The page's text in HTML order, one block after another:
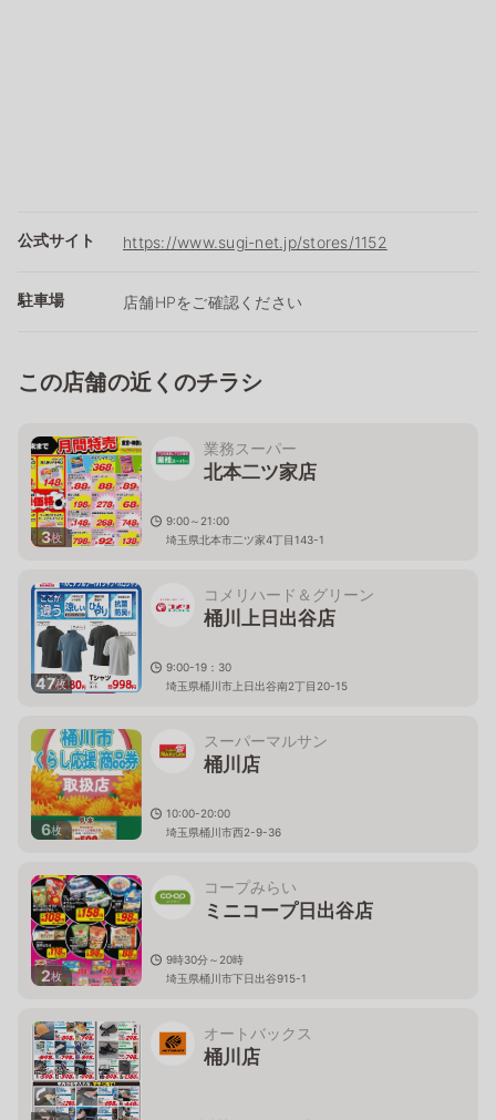
公式サイト https://www.sugi-net.jp/stores/1152
駐車場 店舗HPをご確認ください
この店舗の近くのチラシ
3枚
業務スーパー
北本二ツ家店
9:00～21:00
埼玉県北本市二ツ家4丁目143-1
47枚
コメリハード＆グリーン
桶川上日出谷店
9:00-19：30
埼玉県桶川市上日出谷南2丁目20-15
6枚
スーパーマルサン
桶川店
10:00-20:00
埼玉県桶川市西2-9-36
2枚
コープみらい
ミニコープ日出谷店
9時30分～20時
埼玉県桶川市下日出谷915-1
オートバックス
桶川店